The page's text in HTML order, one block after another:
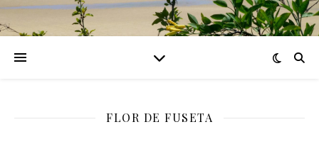
FLOR DE FUSETA